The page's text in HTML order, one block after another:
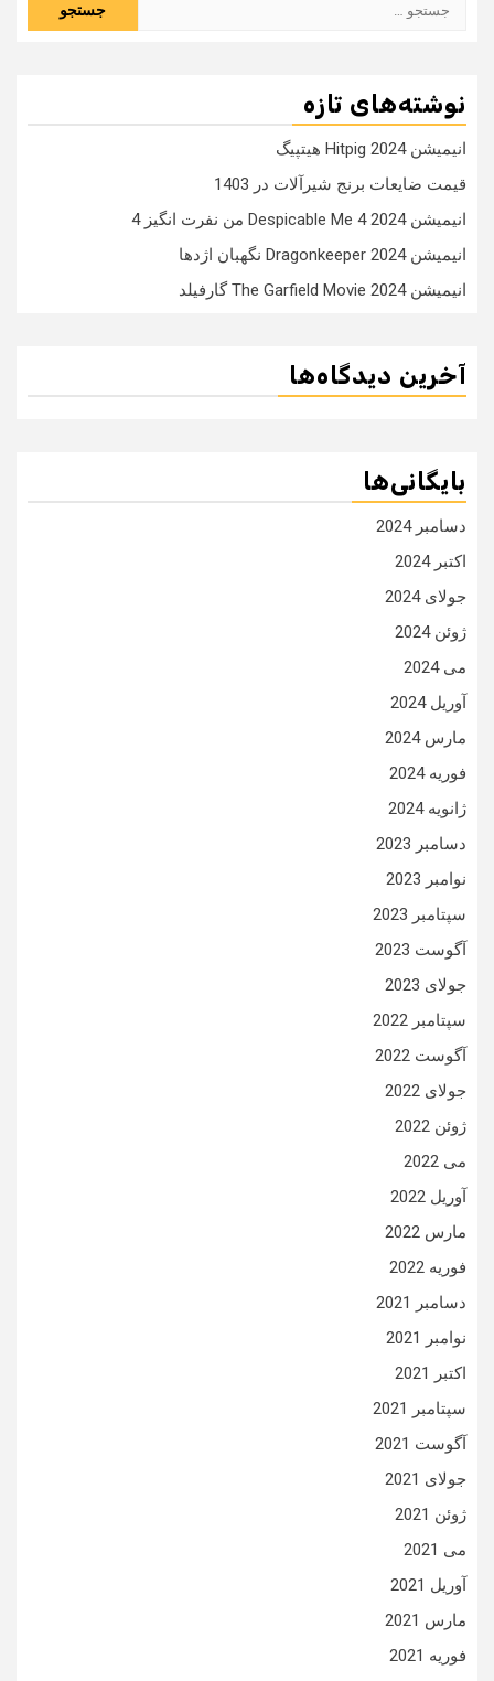
نوشته‌های تازه
انیمیشن Hitpig 2024 هیتپیگ
قیمت ضایعات برنج شیرآلات در 1403
انیمیشن Despicable Me 4 2024 من نفرت انگیز 4
انیمیشن Dragonkeeper 2024 نگهبان اژدها
انیمیشن The Garfield Movie 2024 گارفیلد
آخرین دیدگاه‌ها
بایگانی‌ها
دسامبر 2024
اکتبر 2024
جولای 2024
ژوئن 2024
می 2024
آوریل 2024
مارس 2024
فوریه 2024
ژانویه 2024
دسامبر 2023
نوامبر 2023
سپتامبر 2023
آگوست 2023
جولای 2023
سپتامبر 2022
آگوست 2022
جولای 2022
ژوئن 2022
می 2022
آوریل 2022
مارس 2022
فوریه 2022
دسامبر 2021
نوامبر 2021
اکتبر 2021
سپتامبر 2021
آگوست 2021
جولای 2021
ژوئن 2021
می 2021
آوریل 2021
مارس 2021
فوریه 2021